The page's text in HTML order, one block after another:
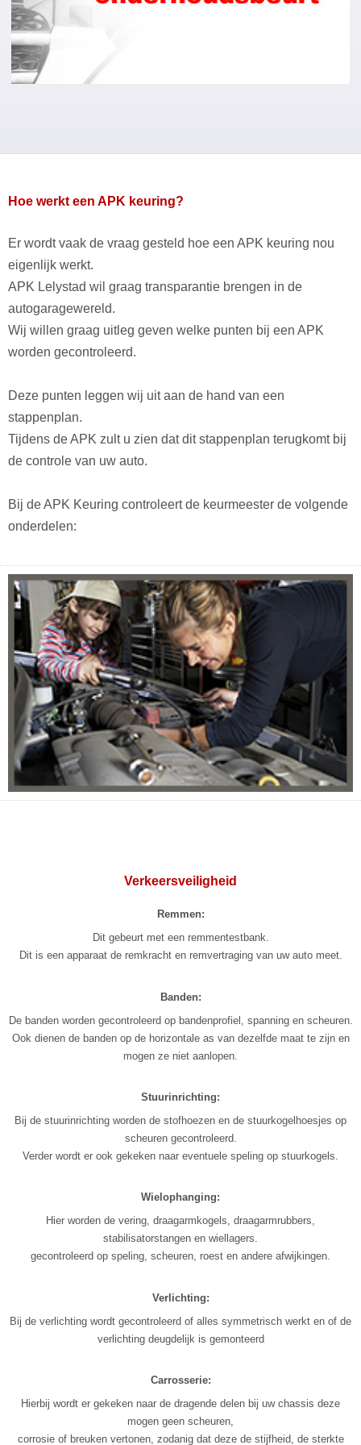
Hoe werkt een APK keuring?
Er wordt vaak de vraag gesteld hoe een APK keuring nou
eigenlijk werkt.
APK Lelystad wil graag transparantie brengen in de
autogaragewereld.
Wij willen graag uitleg geven welke punten bij een APK
worden gecontroleerd.
Deze punten leggen wij uit aan de hand van een
stappenplan.
Tijdens de APK zult u zien dat dit stappenplan terugkomt bij
de controle van uw auto.
Bij de APK Keuring controleert de keurmeester de volgende
onderdelen:
Verkeersveiligheid
Remmen:
Dit gebeurt met een remmentestbank.
Dit is een apparaat de remkracht en remvertraging van uw auto meet.
Banden:
De banden worden gecontroleerd op bandenprofiel, spanning en scheuren.
Ook dienen de banden op de horizontale as van dezelfde maat te zijn en
mogen ze niet aanlopen.
Stuurinrichting:
Bij de stuurinrichting worden de stofhoezen en de stuurkogelhoesjes op
scheuren gecontroleerd.
Verder wordt er ook gekeken naar eventuele speling op stuurkogels.
Wielophanging:
Hier worden de vering, draagarmkogels, draagarmrubbers,
stabilisatorstangen en wiellagers.
gecontroleerd op speling, scheuren, roest en andere afwijkingen.
Verlichting:
Bij de verlichting wordt gecontroleerd of alles symmetrisch werkt en of de
verlichting deugdelijk is gemonteerd
Carrosserie:
Hierbij wordt er gekeken naar de dragende delen bij uw chassis deze
mogen geen scheuren,
corrosie of breuken vertonen, zodanig dat deze de stijfheid, de sterkte